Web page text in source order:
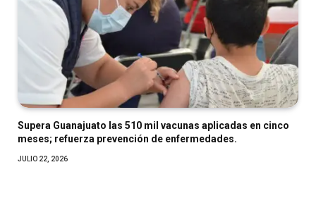
Supera Guanajuato las 510 mil vacunas aplicadas en cinco
meses; refuerza prevención de enfermedades.
JULIO 22, 2026